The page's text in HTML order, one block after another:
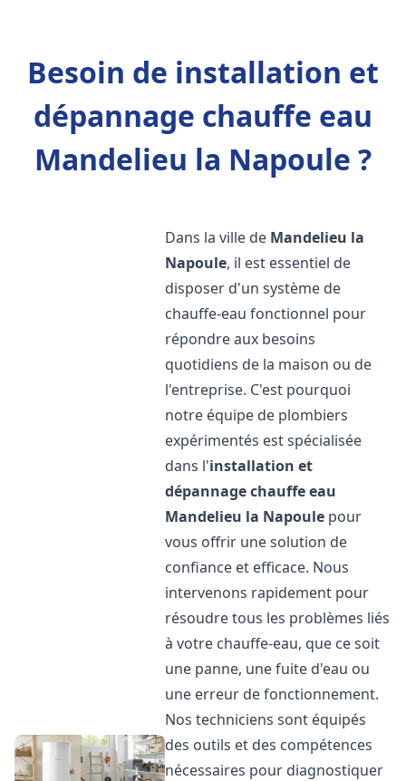
Besoin de installation et
dépannage chauffe eau
Mandelieu la Napoule ?
Dans la ville de Mandelieu la
Napoule, il est essentiel de
disposer d'un système de
chauffe-eau fonctionnel pour
répondre aux besoins
quotidiens de la maison ou de
l'entreprise. C'est pourquoi
notre équipe de plombiers
expérimentés est spécialisée
dans l'installation et
dépannage chauffe eau
Mandelieu la Napoule pour
vous offrir une solution de
confiance et efficace. Nous
intervenons rapidement pour
résoudre tous les problèmes liés
à votre chauffe-eau, que ce soit
une panne, une fuite d'eau ou
une erreur de fonctionnement.
Nos techniciens sont équipés
des outils et des compétences
nécessaires pour diagnostiquer